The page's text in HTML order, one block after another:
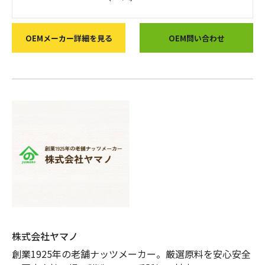
OEMメーカー詳細を見る OEM問い合わせ
株式会社ヤマノ
創業1925年の老舗ナッツメーカー。厳選原料を安心安全